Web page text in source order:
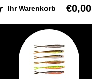
Ihr Warenkorb €0,00